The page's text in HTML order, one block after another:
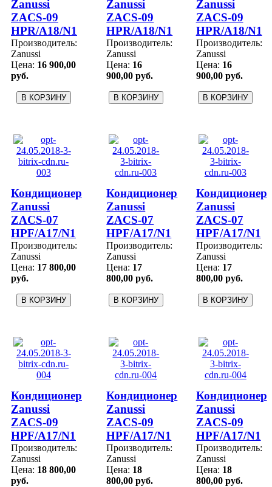
Zanussi
ZACS-09
HPR/A18/N1
Производитель:
Zanussi
Цена: 16 900,00
руб.
Zanussi
ZACS-09
HPR/A18/N1
Производитель:
Zanussi
Цена: 16
900,00 руб.
Zanussi
ZACS-09
HPR/A18/N1
Производитель:
Zanussi
Цена: 16
900,00 руб.
Кондиционер
Zanussi
ZACS-07
HPF/A17/N1
Производитель:
Zanussi
Цена: 17 800,00
руб.
Кондиционер
Zanussi
ZACS-07
HPF/A17/N1
Производитель:
Zanussi
Цена: 17
800,00 руб.
Кондиционер
Zanussi
ZACS-07
HPF/A17/N1
Производитель:
Zanussi
Цена: 17
800,00 руб.
Кондиционер
Zanussi
ZACS-09
HPF/A17/N1
Производитель:
Zanussi
Цена: 18 800,00
руб.
Кондиционер
Zanussi
ZACS-09
HPF/A17/N1
Производитель:
Zanussi
Цена: 18
800,00 руб.
Кондиционер
Zanussi
ZACS-09
HPF/A17/N1
Производитель:
Zanussi
Цена: 18
800,00 руб.